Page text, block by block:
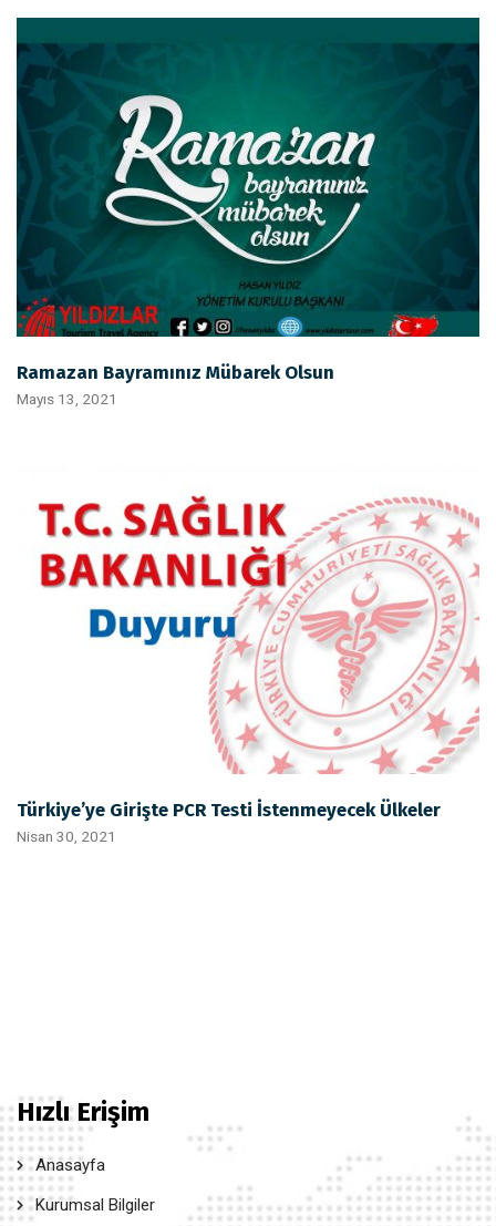
Ramazan Bayramınız Mübarek Olsun
Mayıs 13, 2021
Türkiye’ye Girişte PCR Testi İstenmeyecek Ülkeler
Nisan 30, 2021
Hızlı Erişim
Anasayfa
Kurumsal Bilgiler